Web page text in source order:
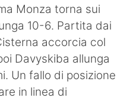
Monza torna sui
10-6. Partita dai
accorcia col
Davyskiba allunga
Un fallo di posizione
in linea di